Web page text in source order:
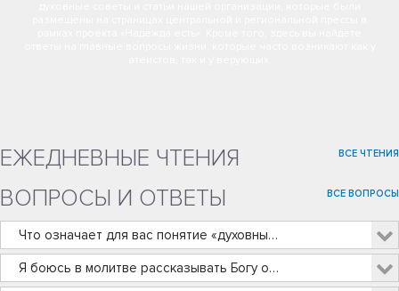
ЕЖЕДНЕВНЫЕ ЧТЕНИЯ ВСЕ ЧТЕНИЯ
ВОПРОСЫ И ОТВЕТЫ ВСЕ ВОПРОСЫ
Что означает для вас понятие «духовный человек»?
Я боюсь в молитве рассказывать Богу о том, что творится у меня в голове.